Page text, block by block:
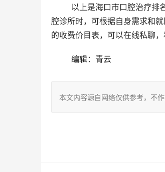
腔诊所时，可根据自身需求和
的收费价目表，可以在线私聊
	编辑：青云
本文内容源自网络仅供参考，不